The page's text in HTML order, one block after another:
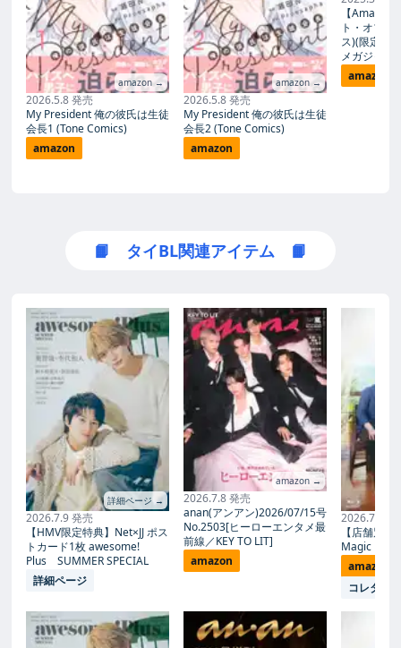
amazon →
2026.5.8 発売
My President 俺の彼氏は生徒
会長1 (Tone Comics)
amazon
amazon →
2026.5.8 発売
My President 俺の彼氏は生徒
会長2 (Tone Comics)
amazon
【
ト・オブ・
ス)(限定盤
メガジャケ
amazon
📙 タイBL関連アイテム 📙
詳細ページ →
2026.7.9 発売
【HMV限定特典】Net×JJ ポス
トカード1枚 awesome!
Plus SUMMER SPECIAL
詳細ページ
amazon →
2026.7.8 発売
anan(アンアン)2026/07/15号
No.2503[ヒーローエンタメ最
前線／KEY TO LIT]
amazon
2026.7.27
【店舗別
Magic
amazon
コレタメ